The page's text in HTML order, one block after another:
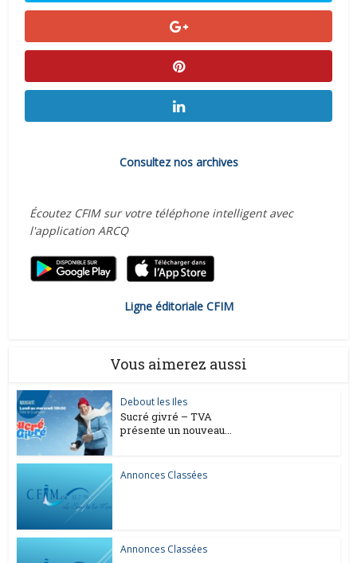
Consultez nos archives
Écoutez CFIM sur votre téléphone intelligent avec
l'application ARCQ
Ligne éditoriale CFIM
Vous aimerez aussi
Debout les Iles
Sucré givré – TVA
présente un nouveau...
Annonces Classées
Annonces Classées